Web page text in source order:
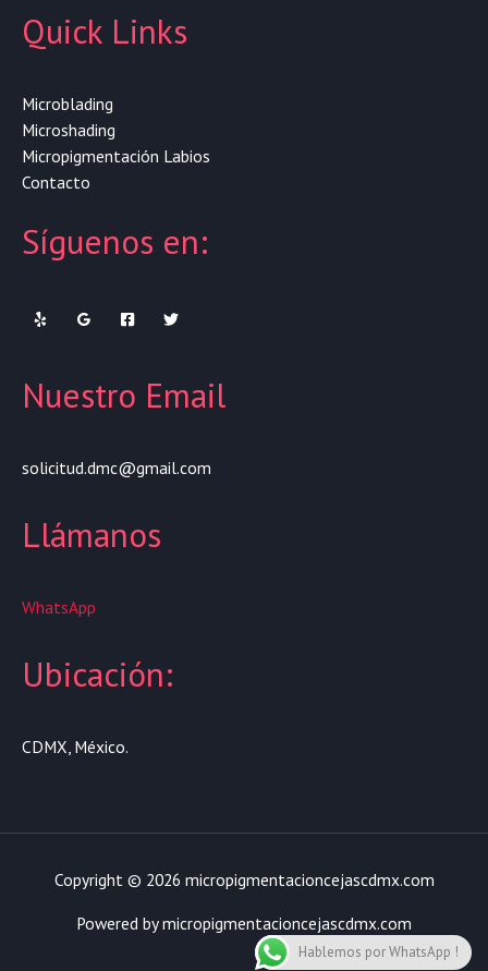
Quick Links
Microblading
Microshading
Micropigmentación Labios
Contacto
Síguenos en:
Nuestro Email
solicitud.dmc@gmail.com
Llámanos
WhatsApp
Ubicación:
CDMX, México.
Copyright © 2026 micropigmentacioncejascdmx.com
Powered by micropigmentacioncejascdmx.com
Hablemos por WhatsApp !